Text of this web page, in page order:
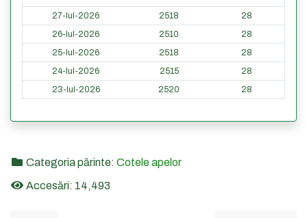
27-Iul-2026
2518
28
26-Iul-2026
2510
28
25-Iul-2026
2518
28
24-Iul-2026
2515
28
23-Iul-2026
2520 28
Categoria părinte: Cotele apelor
Accesări: 14,493